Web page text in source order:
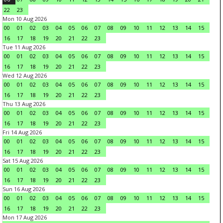
22
23
Mon 10 Aug 2026
00
01 02 03 04 05 06 07 08 09 10 11 12 13 14
15
16
17 18 19 20 21 22
23
Tue 11 Aug 2026
00
01 02 03 04 05 06 07 08 09 10 11 12 13 14
15
16
17 18 19 20 21 22
23
Wed 12 Aug 2026
00
01 02 03 04 05 06 07 08 09 10 11 12 13 14
15
16
17 18 19 20 21 22
23
Thu 13 Aug 2026
00
01 02 03 04 05 06 07 08 09 10 11 12 13 14
15
16
17 18 19 20 21 22
23
Fri 14 Aug 2026
00
01 02 03 04 05 06 07 08 09 10 11 12 13 14
15
16
17 18 19 20 21 22
23
Sat 15 Aug 2026
00
01 02 03 04 05 06 07 08 09 10 11 12 13 14
15
16
17 18 19 20 21 22
23
Sun 16 Aug 2026
00
01 02 03 04 05 06 07 08 09 10 11 12 13 14
15
16
17 18 19 20 21 22
23
Mon 17 Aug 2026